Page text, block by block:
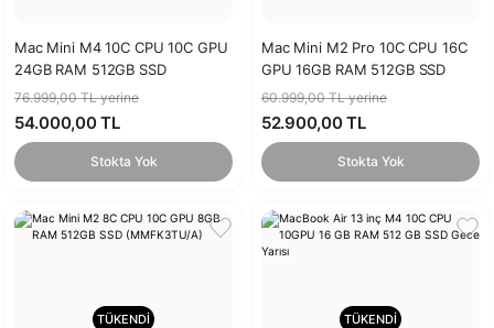
Mac Mini M4 10C CPU 10C GPU
24GB RAM 512GB SSD
76.999,00 TL yerine
54.000,00 TL
Stokta Yok
Mac Mini M2 Pro 10C CPU 16C
GPU 16GB RAM 512GB SSD
(MNH73TU/A)
60.999,00 TL yerine
52.900,00 TL
Stokta Yok
TÜKENDİ TÜKENDİ